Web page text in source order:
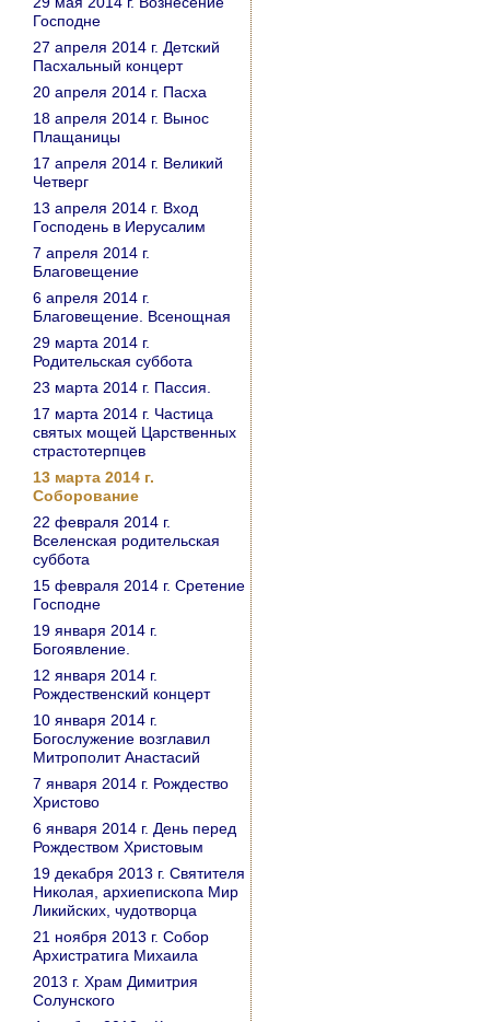
Господне
27 апреля 2014 г. Детский
Пасхальный концерт
20 апреля 2014 г. Пасха
18 апреля 2014 г. Вынос
Плащаницы
17 апреля 2014 г. Великий
Четверг
13 апреля 2014 г. Вход
Господень в Иерусалим
7 апреля 2014 г.
Благовещение
6 апреля 2014 г.
Благовещение. Всенощная
29 марта 2014 г.
Родительская суббота
23 марта 2014 г. Пассия.
17 марта 2014 г. Частица
святых мощей Царственных
страстотерпцев
13 марта 2014 г.
Соборование
22 февраля 2014 г.
Вселенская родительская
суббота
15 февраля 2014 г. Сретение
Господне
19 января 2014 г.
Богоявление.
12 января 2014 г.
Рождественский концерт
10 января 2014 г.
Богослужение возглавил
Митрополит Анастасий
7 января 2014 г. Рождество
Христово
6 января 2014 г. День перед
Рождеством Христовым
19 декабря 2013 г. Святителя
Николая, архиепископа Мир
Ликийских, чудотворца
21 ноября 2013 г. Собор
Архистратига Михаила
2013 г. Храм Димитрия
Солунского